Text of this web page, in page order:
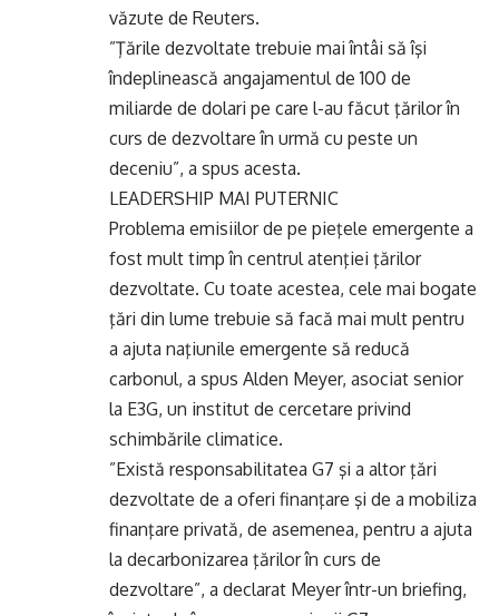
văzute de Reuters.
”Ţările dezvoltate trebuie mai întâi să îşi
îndeplinească angajamentul de 100 de
miliarde de dolari pe care l-au făcut ţărilor în
curs de dezvoltare în urmă cu peste un
deceniu”, a spus acesta.
LEADERSHIP MAI PUTERNIC
Problema emisiilor de pe pieţele emergente a
fost mult timp în centrul atenţiei ţărilor
dezvoltate. Cu toate acestea, cele mai bogate
ţări din lume trebuie să facă mai mult pentru
a ajuta naţiunile emergente să reducă
carbonul, a spus Alden Meyer, asociat senior
la E3G, un institut de cercetare privind
schimbările climatice.
”Există responsabilitatea G7 şi a altor ţări
dezvoltate de a oferi finanţare şi de a mobiliza
finanţare privată, de asemenea, pentru a ajuta
la decarbonizarea ţărilor în curs de
dezvoltare”, a declarat Meyer într-un briefing,